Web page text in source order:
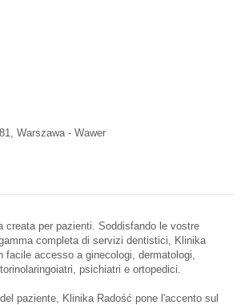
Warszawa - Wawer
creata per pazienti. Soddisfando le vostre
completa di servizi dentistici, Klinika
facile accesso a ginecologi, dermatologi,
psichiatri e ortopedici.
paziente, Klinika Radość pone l'accento sul